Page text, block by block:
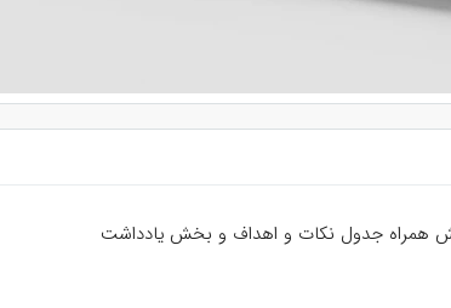
بخش همراه جدول نکات و اهداف و بخش یادداشت